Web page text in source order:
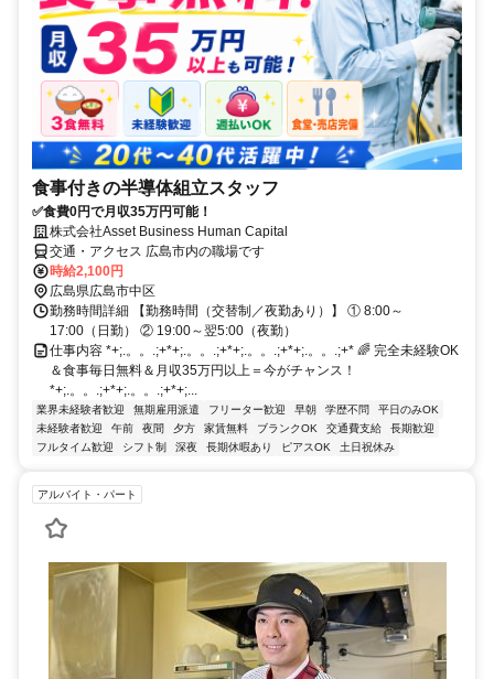
食事付きの半導体組立スタッフ
✅食費0円で月収35万円可能！
株式会社Asset Business Human Capital
交通・アクセス 広島市内の職場です
時給2,100円
広島県広島市中区
勤務時間詳細 【勤務時間（交替制／夜勤あり）】 ① 8:00～
17:00（日勤） ② 19:00～翌5:00（夜勤）
仕事内容 *+;.。。.;+*+;.。。.;+*+;.。。.;+*+;.。。.;+* 🌈 完全未経験OK
＆食事毎日無料＆月収35万円以上＝今がチャンス！
*+;.。。.;+*+;.。。.;+*+;...
業界未経験者歓迎 無期雇用派遣 フリーター歓迎 早朝 学歴不問
平日のみOK
未経験者歓迎
午前 夜間 夕方 家賃無料 ブランクOK 交通費支給
長期歓迎
フルタイム歓迎
シフト制 深夜 長期休暇あり ピアスOK 土日祝休み
アルバイト・パート